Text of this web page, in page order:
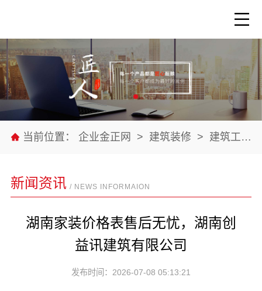
当前位置： 企业金正网 > 建筑装修 > 建筑工程
新闻资讯 / NEWS INFORMAION
湖南家装价格表售后无忧，湖南创
益讯建筑有限公司
发布时间：2026-07-08 05:13:21